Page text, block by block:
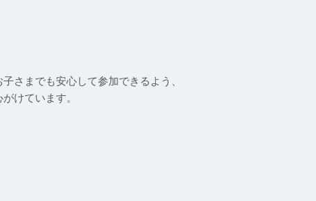
さまでも安心して参加できるよう、
けています。